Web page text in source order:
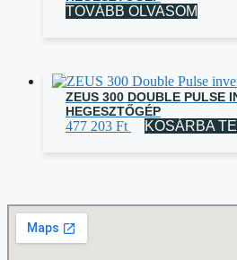
TOVÁBB OLVASOM
ZEUS 300 DOUBLE PULSE
HEGESZTŐGÉP
477 203 Ft KOSÁRBA